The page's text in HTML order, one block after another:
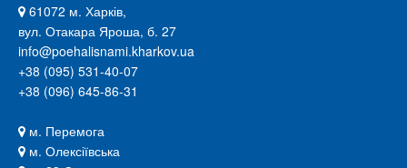
61072 м. Харків,
вул. Отакара Яроша, б. 27
info@poehalisnami.kharkov.ua
+38 (095) 531-40-07
+38 (096) 645-86-31
м. Перемога
м. Олексіївська